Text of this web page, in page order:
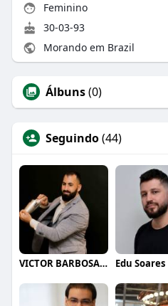
Feminino
30-03-93
Morando em Brazil
Álbuns(0)
Seguindo(44)
VICTOR BARBOSA QUARANTA Edu Soares